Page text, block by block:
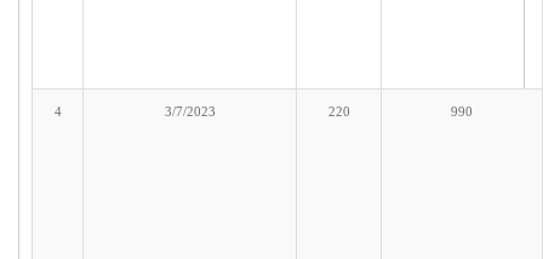
4 3/7/2023 220 990